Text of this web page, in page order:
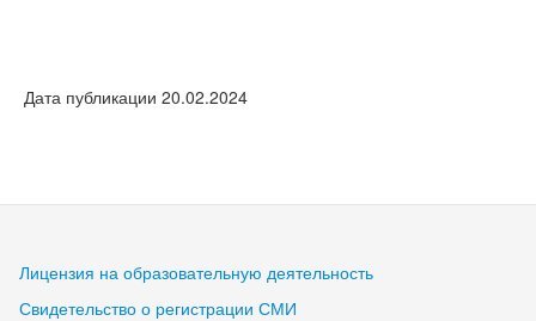
Дата публикации 20.02.2024
Лицензия на образовательную деятельность
Свидетельство о регистрации СМИ